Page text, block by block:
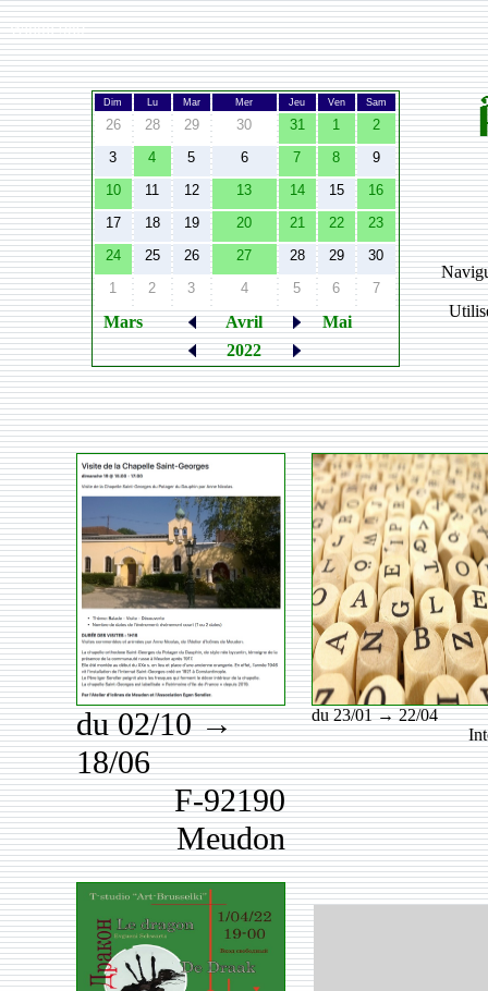
Width:980
Dim Lu Mar Mer Jeu Ven Sam
26 28 29 30 31 1
2
3
4 5 6 7 8
9
10
11 12 13 14 15
16
17
18 19 20 21 22
23
24
25 26 27 28 29
30
1
2 3 4 5 6 7
Mars Avril
Mai
2022
du 02/10 →
18/06
F-92190
Meudon
du 23/01 → 22/04